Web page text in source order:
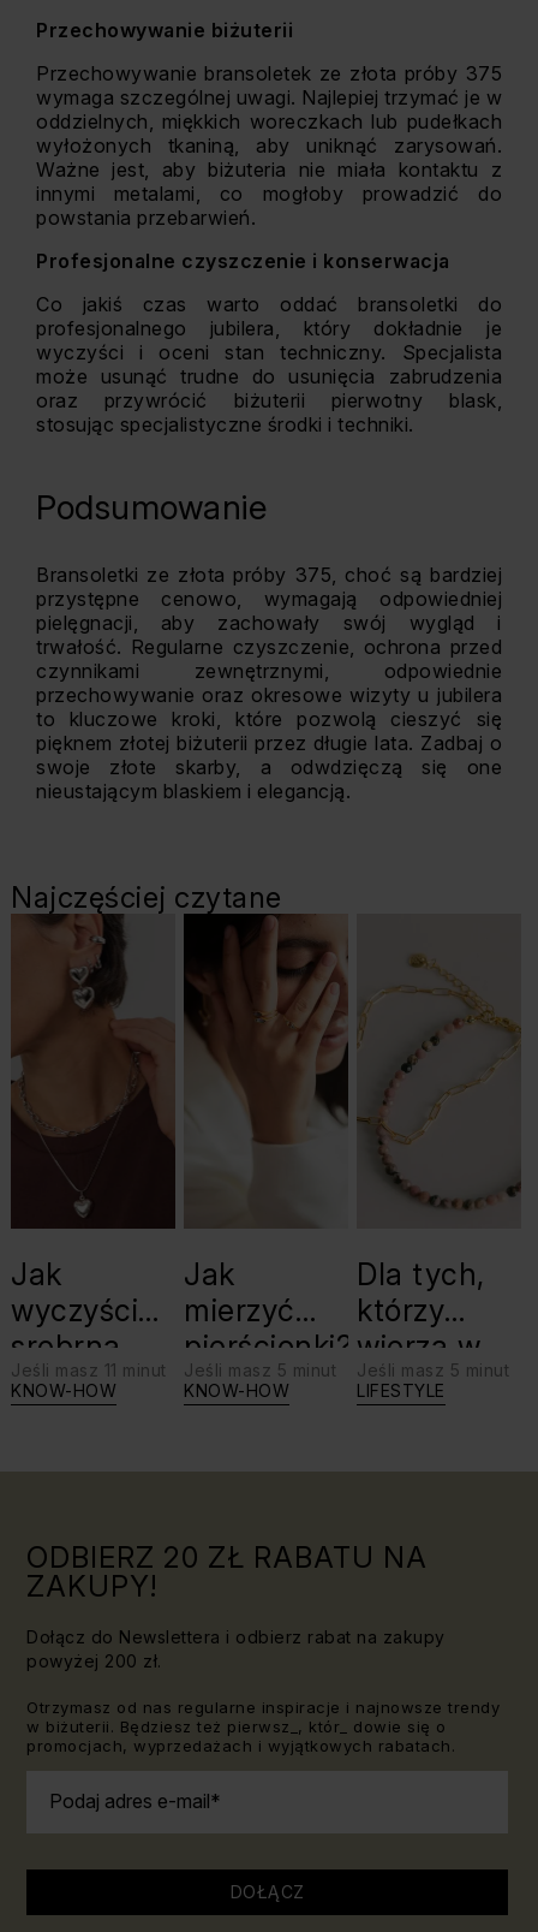
Przechowywanie biżuterii
Przechowywanie bransoletek ze złota próby 375
wymaga szczególnej uwagi. Najlepiej trzymać je w
oddzielnych, miękkich woreczkach lub pudełkach
wyłożonych tkaniną, aby uniknąć zarysowań.
Ważne jest, aby biżuteria nie miała kontaktu z
innymi metalami, co mogłoby prowadzić do
powstania przebarwień.
Profesjonalne czyszczenie i konserwacja
Co jakiś czas warto oddać bransoletki do
profesjonalnego jubilera, który dokładnie je
wyczyści i oceni stan techniczny. Specjalista
może usunąć trudne do usunięcia zabrudzenia
oraz przywrócić biżuterii pierwotny blask,
stosując specjalistyczne środki i techniki.
Podsumowanie
Bransoletki ze złota próby 375, choć są bardziej
przystępne cenowo, wymagają odpowiedniej
pielęgnacji, aby zachowały swój wygląd i
trwałość. Regularne czyszczenie, ochrona przed
czynnikami zewnętrznymi, odpowiednie
przechowywanie oraz okresowe wizyty u jubilera
to kluczowe kroki, które pozwolą cieszyć się
pięknem złotej biżuterii przez długie lata. Zadbaj o
swoje złote skarby, a odwdzięczą się one
nieustającym blaskiem i elegancją.
Najczęściej czytane
Jak
wyczyścić
srebrną
biżuterię?
Jeśli masz 11 minut
KNOW-HOW
Jak
mierzyć
pierścionki?
Jeśli masz 5 minut
KNOW-HOW
Dla tych,
którzy
wierzą w
swoje siły:
Jeśli masz 5 minut
LIFESTYLE
ODBIERZ 20 ZŁ RABATU NA
ZAKUPY!
Dołącz do Newslettera i odbierz rabat na zakupy
powyżej 200 zł.
Otrzymasz od nas regularne inspiracje i najnowsze trendy
w biżuterii. Będziesz też pierwsz_, któr_ dowie się o
promocjach, wyprzedażach i wyjątkowych rabatach.
Podaj adres e-mail
DOŁĄCZ